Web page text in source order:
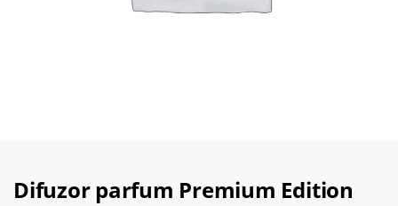
Difuzor parfum Premium Edition